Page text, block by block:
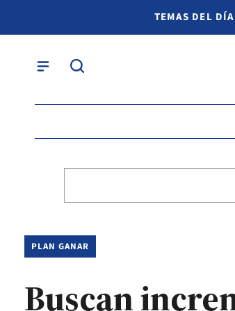
TEMAS DEL
PLAN GANAR
Buscan